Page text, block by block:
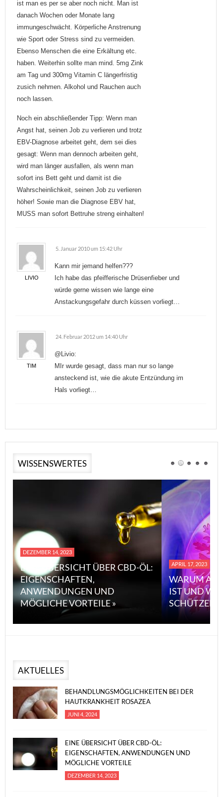
ist man es per se aber noch nicht. Man ist
danach Wochen oder Monate lang
immungeschwächt. Körperliche Anstrenung
wie Sport oder Stress sind zu vermeiden.
Ebenso Menschen die eine Erkältung etc.
haben. Weiterhin sollte man mind. 5mg Zink
am Tag und 300mg Vitamin C längerfristig
zusich nehmen. Alkohol und Rauchen auch
noch lassen.
Noch ein abschließender Tipp: Wenn man
Angst hat, seinen Job zu verlieren und trotz
EBV-Diagnose arbeitet geht, dem sei dies
gesagt: Wenn man dennoch arbeiten geht,
wird man länger ausfallen, als wenn man
sofort ins Bett geht und damit ist die
Wahrscheinlichkeit, seinen Job zu verlieren
höher! Sowie man die Diagnose EBV hat,
MUSS man sofort Bettruhe streng einhalten!
LIVIO
5. Januar 2010 um 15:42 Uhr
Kann mir jemand helfen???
Ich habe das pfeifferische Drüsenfieber und
würde gerne wissen wie lange eine
Anstackungsgefahr durch küssen vorliegt…
TIM
24. Februar 2012 um 14:40 Uhr
@Livio:
MIr wurde gesagt, dass man nur so lange
ansteckend ist, wie die akute Entzündung im
Hals vorliegt…
WISSENSWERTES
DEZEMBER 14, 2023
EINE ÜBERSICHT ÜBER CBD-ÖL:
EIGENSCHAFTEN,
ANWENDUNGEN UND
MÖGLICHE VORTEILE »
APRIL 17, 2023
WARUM
IST UND WIE
SCHÜTZEN
AKTUELLES
BEHANDLUNGSMÖGLICHKEITEN BEI DER
HAUTKRANKHEIT ROSAZEA
JUNI 4, 2024
EINE ÜBERSICHT ÜBER CBD-ÖL:
EIGENSCHAFTEN, ANWENDUNGEN UND
MÖGLICHE VORTEILE
DEZEMBER 14, 2023